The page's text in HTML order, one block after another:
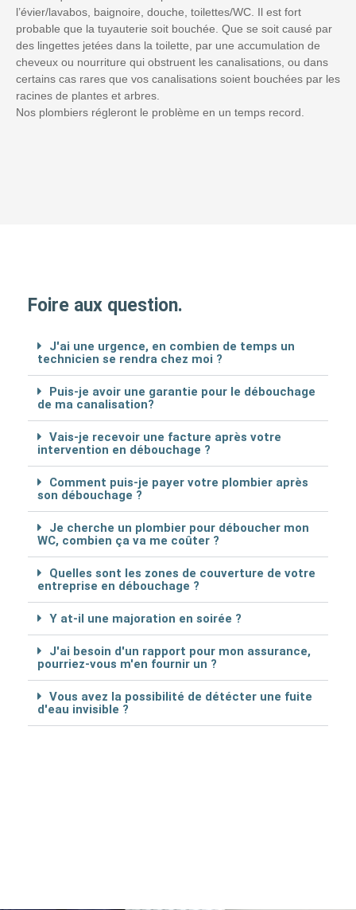
l’évier/lavabos, baignoire, douche, toilettes/WC. Il est fort
probable que la tuyauterie soit bouchée. Que se soit causé par
des lingettes jetées dans la toilette, par une accumulation de
cheveux ou nourriture qui obstruent les canalisations, ou dans
certains cas rares que vos canalisations soient bouchées par les
racines de plantes et arbres.
Nos plombiers régleront le problème en un temps record.
Foire aux question.
J'ai une urgence, en combien de temps un
technicien se rendra chez moi ?
Puis-je avoir une garantie pour le débouchage
de ma canalisation?
Vais-je recevoir une facture après votre
intervention en débouchage ?
Comment puis-je payer votre plombier après
son débouchage ?
Je cherche un plombier pour déboucher mon
WC, combien ça va me coûter ?
Quelles sont les zones de couverture de votre
entreprise en débouchage ?
Y at-il une majoration en soirée ?
J'ai besoin d'un rapport pour mon assurance,
pourriez-vous m'en fournir un ?
Vous avez la possibilité de détécter une fuite
d'eau invisible ?